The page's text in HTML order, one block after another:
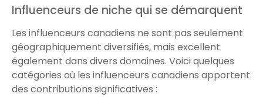
Influenceurs de niche qui se démarquent
Les influenceurs canadiens ne sont pas seulement
géographiquement diversifiés, mais excellent
également dans divers domaines. Voici quelques
catégories où les influenceurs canadiens apportent
des contributions significatives :